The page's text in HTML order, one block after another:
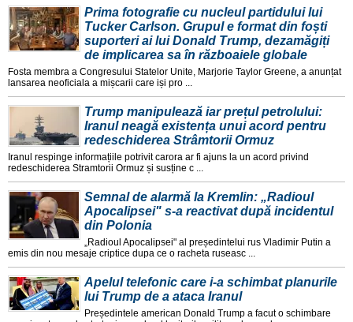
Prima fotografie cu nucleul partidului lui
Tucker Carlson. Grupul e format din foști
suporteri ai lui Donald Trump, dezamăgiți
de implicarea sa în războaiele globale
Fosta membra a Congresului Statelor Unite, Marjorie Taylor Greene, a anunțat
lansarea neoficiala a mișcarii care iși pro ...
Trump manipulează iar prețul petrolului:
Iranul neagă existența unui acord pentru
redeschiderea Strâmtorii Ormuz
Iranul respinge informațiile potrivit carora ar fi ajuns la un acord privind
redeschiderea Stramtorii Ormuz și susține c ...
Semnal de alarmă la Kremlin: „Radioul
Apocalipsei" s-a reactivat după incidentul
din Polonia
„Radioul Apocalipsei" al președintelui rus Vladimir Putin a
emis din nou mesaje criptice dupa ce o racheta ruseasc ...
Apelul telefonic care i-a schimbat planurile
lui Trump de a ataca Iranul
Președintele american Donald Trump a facut o schimbare